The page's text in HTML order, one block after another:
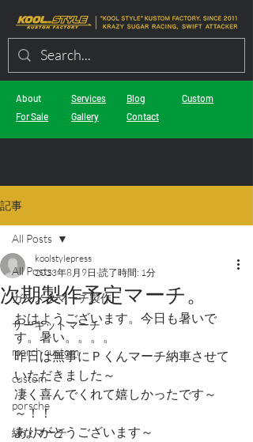
About
For Sale
Services
Gallery
Blog
Contact
Custom
記事
All Posts
ガンメタマーチ製作
サーキットマーチ
march custom
custom
porsche
緑なマーチ
All Posts
次期製作予定マーチ。
koolstylepress
2023年8月9日 読了時間: 1分
おはようございます。今日も暑いで
す。暑い。。。。
昨日は無事にＰくんマーチ納車させて
いただきました～
凄く喜んでくれて嬉しかったです～
～！！
ありがとうございます～